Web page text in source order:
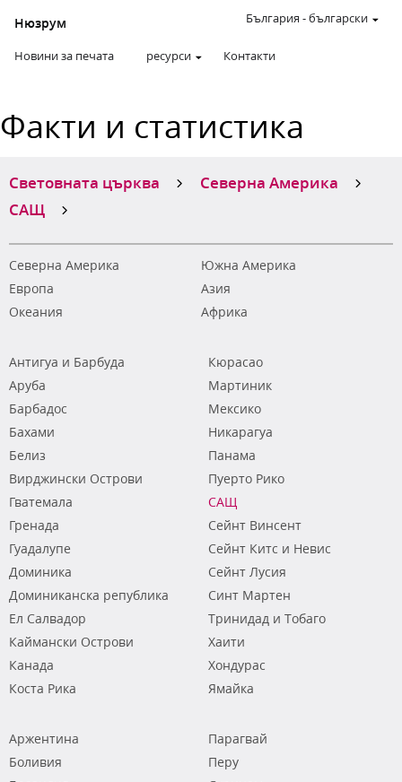
Нюзрум
Новини за печата ресурси Контакти
България -български
Факти и статистика
Световната църква
Северна Америка
САЩ
Северна Америка
Южна Америка
Европа
Азия
Океания
Африка
Антигуа и Барбуда
Аруба
Барбадос
Бахами
Белиз
Вирджински Острови
Гватемала
Гренада
Гуадалупе
Доминика
Доминиканска република
Ел Салвадор
Каймански Острови
Канада
Коста Рика
Кюрасао
Мартиник
Мексико
Никарагуа
Панама
Пуерто Рико
САЩ
Сейнт Винсент
Сейнт Китс и Невис
Сейнт Лусия
Синт Мартен
Тринидад и Тобаго
Хаити
Хондурас
Ямайка
Аржентина
Боливия
Парагвай
Перу